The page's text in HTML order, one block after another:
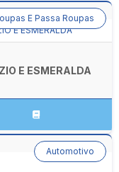
E ESMERALDA
E Passa Roupas
Automotivo